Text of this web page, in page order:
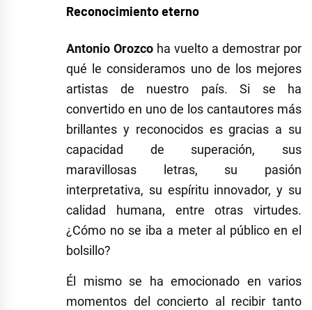
Reconocimiento eterno
Antonio Orozco ha vuelto a demostrar por
qué le consideramos uno de los mejores
artistas de nuestro país. Si se ha
convertido en uno de los cantautores más
brillantes y reconocidos es gracias a su
capacidad de superación, sus
maravillosas letras, su pasión
interpretativa, su espíritu innovador, y su
calidad humana, entre otras virtudes.
¿Cómo no se iba a meter al público en el
bolsillo?
Él mismo se ha emocionado en varios
momentos del concierto al recibir tanto